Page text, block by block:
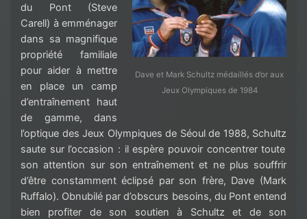
Dave et Mark Schultz médaillés d’or aux
Jeux Olympiques de 1984
du Pont (Steve
Carell) à emménager
dans sa magnifique
propriété familiale
pour aider à mettre
en place un camp
d’entraînement haut
de gamme, dans
l’optique des Jeux Olympiques de Séoul de 1988, Schultz
saute sur l’occasion : il espère pouvoir concentrer toute
son attention sur son entraînement et ne plus souffrir
d’être constamment éclipsé par son frère, Dave (Mark
Ruffalo). Obnubilé par d’obscurs besoins, du Pont entend
bien profiter de son soutien à Schultz et de son